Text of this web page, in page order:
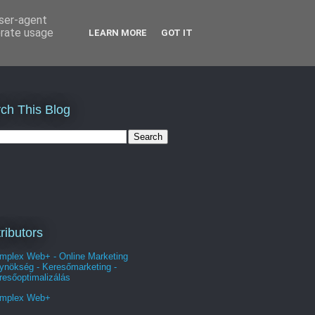
This Blog
Web+ - Online Marketing
- Keresőmarketing -
Web+
agent
usage
LEARN MORE GOT IT